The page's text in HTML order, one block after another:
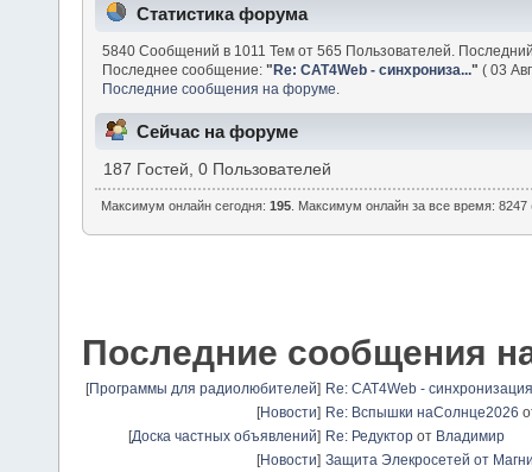
Статистика форума
5840 Сообщений в 1011 Тем от 565 Пользователей.
Последнее сообщение:"Re: CAT4Web - синхрониза..." ( 03
Последние сообщения на форуме.
Сейчас на форуме
187 Гостей, 0 Пользователей
Максимум онлайн сегодня:195 . Максимум онлайн за все время:
Последние сообщения
[Программы для радиолюбителей] Re: CAT4Web -
[Новости] Re: Вспышки наСолнце2026
[Доска частных объявлений] Re: Редуктор от Владимир
[Новости] Защита Элекросетей от